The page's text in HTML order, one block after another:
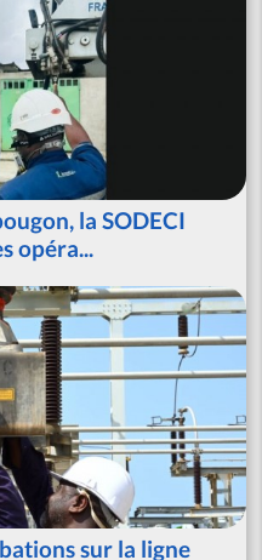
la SODECI
opéra...
sur la ligne